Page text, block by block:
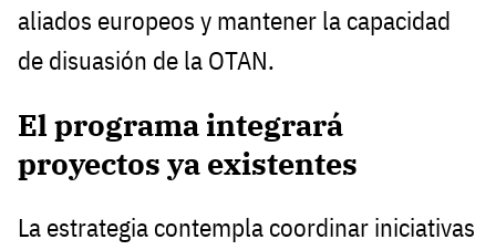
aliados europeos y mantener la capacidad
de disuasión de la OTAN.
El programa integrará
proyectos ya existentes
La estrategia contempla coordinar iniciativas